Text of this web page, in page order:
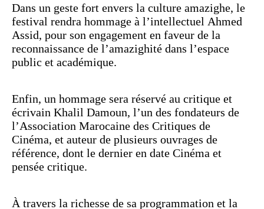
Dans un geste fort envers la culture amazighe, le
festival rendra hommage à l’intellectuel Ahmed
Assid, pour son engagement en faveur de la
reconnaissance de l’amazighité dans l’espace
public et académique.
Enfin, un hommage sera réservé au critique et
écrivain Khalil Damoun, l’un des fondateurs de
l’Association Marocaine des Critiques de
Cinéma, et auteur de plusieurs ouvrages de
référence, dont le dernier en date Cinéma et
pensée critique.
À travers la richesse de sa programmation et la